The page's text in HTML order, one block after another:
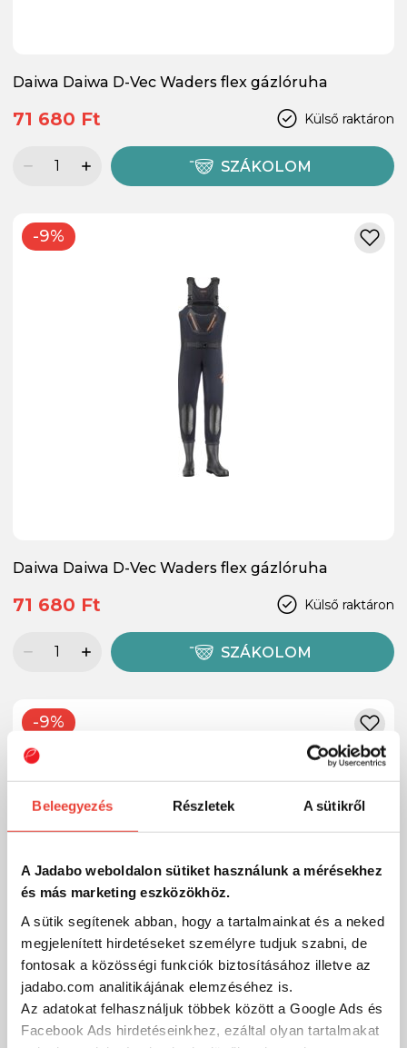
Beleegyezés Részletek A sütikről
A Jadabo weboldalon sütiket használunk a mérésekhez
és más marketing eszközökhöz.
A sütik segítenek abban, hogy a tartalmainkat és a neked
megjelenített hirdetéseket személyre tudjuk szabni, de
fontosak a közösségi funkciók biztosításához illetve az
jadabo.com analitikájának elemzéséhez is.
Az adatokat felhasználjuk többek között a Google Ads és
Facebook Ads hirdetéseinkhez, ezáltal olyan tartalmakat
Daiwa Daiwa D-Vec Waders flex gázlóruha
Külső raktáron
71 680 Ft
SZÁKOLOM
-9%
Daiwa Daiwa D-Vec Waders flex gázlóruha
Külső raktáron
71 680 Ft
SZÁKOLOM
-9%